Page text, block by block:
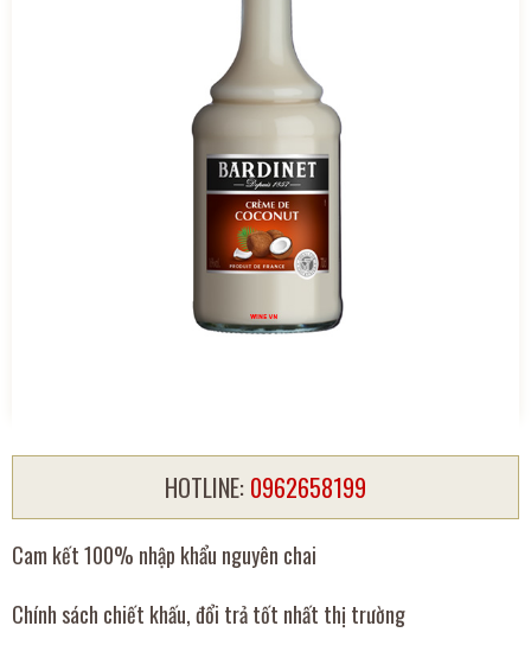
HOTLINE: 0962658199
Cam kết 100% nhập khẩu nguyên chai
Chính sách chiết khấu, đổi trả tốt nhất thị trường